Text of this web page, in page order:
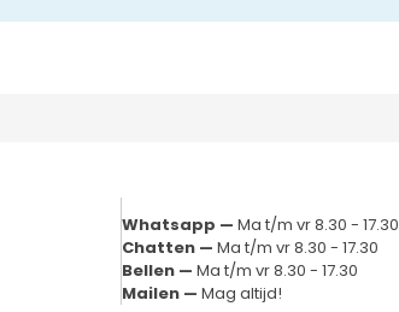
Whatsapp —Ma t/m vr 8.30 - 17.30
Chatten —Ma t/m vr 8.30 - 17.30
Bellen —Ma t/m vr 8.30 - 17.30
Mailen —Mag altijd!